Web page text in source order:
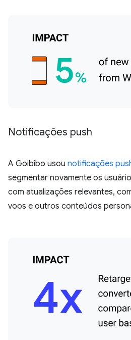
Notificações push
A Goibibo usou notificações
segmentar novamente os
com atualizações relevantes,
voos e outros conteúdos